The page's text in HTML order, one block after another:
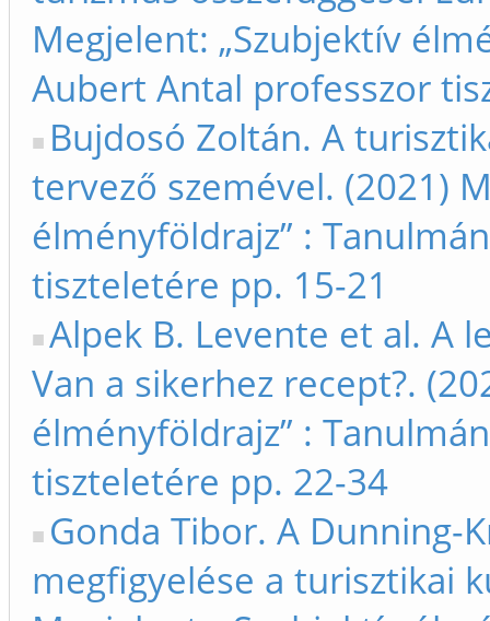
Megjelent: „Szubjektív
Aubert Antal professzor
Bujdosó Zoltán. A
tervező szemével. (2021)
élményföldrajz” :
tiszteletére pp. 15-21
Alpek B. Levente et al. A
Van a sikerhez recept?.
élményföldrajz” :
tiszteletére pp. 22-34
Gonda Tibor. A Dunning-
megfigyelése a turisztikai